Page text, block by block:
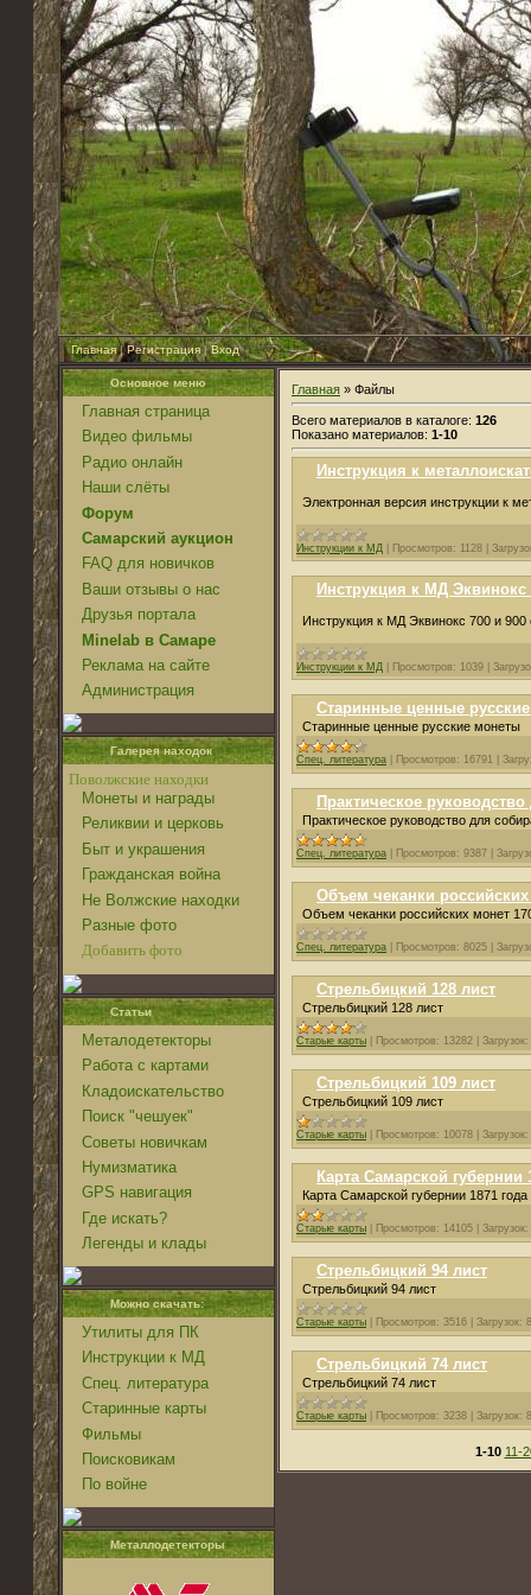
Главная|Регистрация|Вход
Основное меню
Главная страница
Видео фильмы
Радио онлайн
Наши слёты
Форум
Самарский аукцион
FAQ для новичков
Ваши отзывы о нас
Друзья портала
Minelab в Самаре
Реклама на сайте
Администрация
Галерея находок
Поволжские находки
Монеты и награды
Реликвии и церковь
Быт и украшения
Гражданская война
Не Волжские находки
Разные фото
Добавить фото
Статьи
Металодетекторы
Работа с картами
Кладоискательство
Поиск "чешуек"
Советы новичкам
Нумизматика
GPS навигация
Где искать?
Легенды и клады
Можно скачать:
Утилиты для ПК
Инструкции к МД
Спец. литература
Старинные карты
Фильмы
Поисковикам
По войне
Металлодетекторы
Главная » Файлы
Всего материалов в каталоге: 126
Показано материалов: 1-10
Инструкция к
Электронная версия инструкции к
Инструкции к МД Просмотров: 1128
Инструкция к МД Эквинокс
Инструкция к МД Эквинокс 700 и 900
Инструкции к МД Просмотров: 1039
Старинные ценные
Старинные ценные русские монеты
Спец. литература Просмотров: 16791
Практическое
Практическое руководство для
Спец. литература Просмотров: 9387
Объем чеканки российских
Объем чеканки российских монет
Спец. литература Просмотров: 8025
Стрельбицкий 128 лист
Стрельбицкий 128 лист
Старые карты Просмотров: 13282 Загрузок:
Стрельбицкий 109 лист
Стрельбицкий 109 лист
Старые карты Просмотров: 10078 Загрузок:
Карта Самарской губернии
Карта Самарской губернии 1871 года
Старые карты Просмотров: 14105 Загрузок:
Стрельбицкий 94 лист
Стрельбицкий 94 лист
Старые карты Просмотров: 3516 Загрузок:
Стрельбицкий 74 лист
Стрельбицкий 74 лист
Старые карты Просмотров: 3238 Загрузок:
1-10 11-